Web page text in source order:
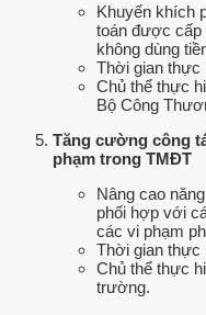
Khuyến khích
toán được cấp
không dùng
Thời gian thực
Chủ thể thực
Bộ Công
Tăng cường công
phạm trong TMĐT
Nâng cao
phối hợp với
các vi phạm
Thời gian thực
Chủ thể thực
trường.